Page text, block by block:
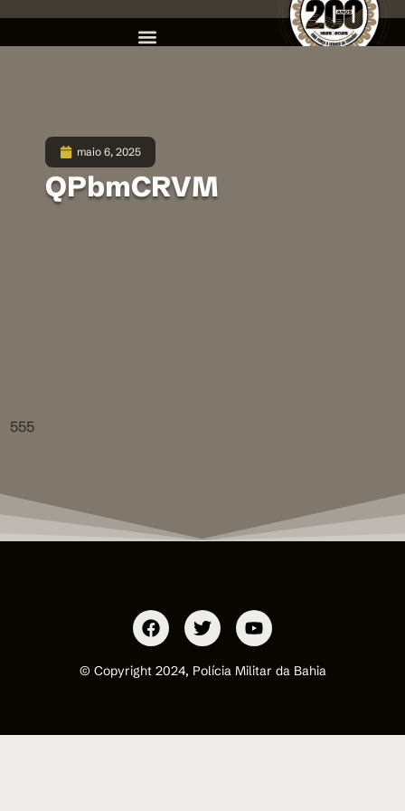
maio 6, 2025
QPbmCRVM
555
© Copyright 2024, Polícia Militar da Bahia